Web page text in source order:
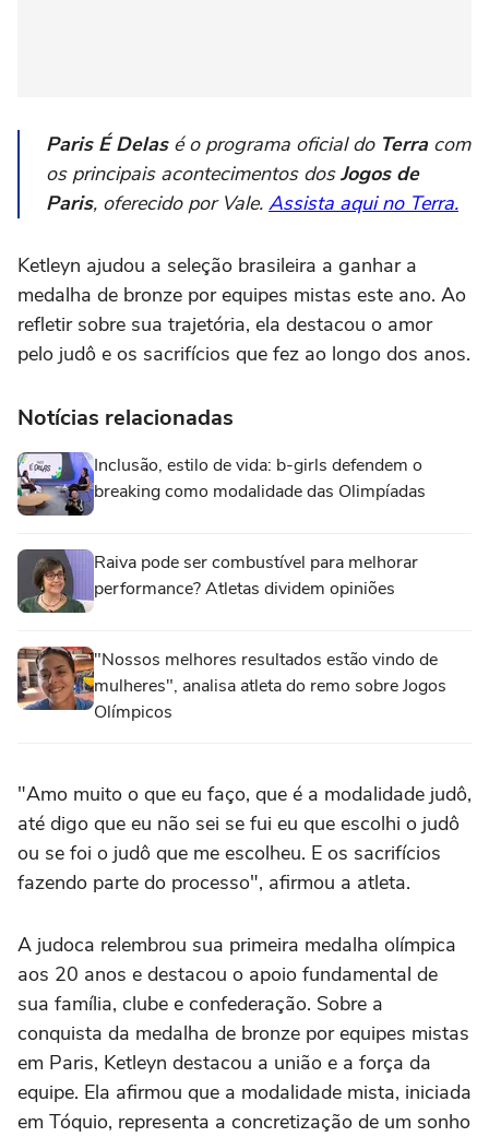
Paris É Delasé o programa oficial do Terracom
os principais acontecimentos dosJogos de
Paris, oferecido por Vale. Assista aqui no Terra.
Ketleyn ajudou a seleção brasileira a ganhar a
medalha de bronze por equipes mistas este ano. Ao
refletir sobre sua trajetória, ela destacou o amor
pelo judô e os sacrifícios que fez ao longo dos anos.
Notícias relacionadas
Inclusão, estilo de vida: b-girls defendem o
breaking como modalidade das Olimpíadas
Raiva pode ser combustível para melhorar
performance? Atletas dividem opiniões
"Nossos melhores resultados estão vindo de
mulheres", analisa atleta do remo sobre Jogos
Olímpicos
"Amo muito o que eu faço, que é a modalidade judô,
até digo que eu não sei se fui eu que escolhi o judô
ou se foi o judô que me escolheu. E os sacrifícios
fazendo parte do processo", afirmou a atleta.
A judoca relembrou sua primeira medalha olímpica
aos 20 anos e destacou o apoio fundamental de
sua família, clube e confederação. Sobre a
conquista da medalha de bronze por equipes mistas
em Paris, Ketleyn destacou a união e a força da
equipe. Ela afirmou que a modalidade mista, iniciada
em Tóquio, representa a concretização de um sonho